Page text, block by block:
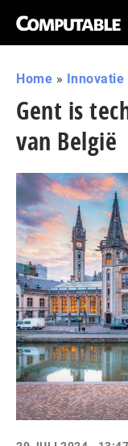
Home »
Gent is
van België